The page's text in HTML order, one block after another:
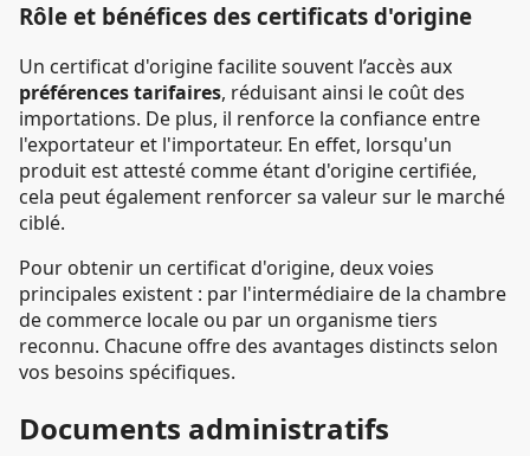
Rôle et bénéfices des certificats d'origine
Un certificat d'origine facilite souvent l’accès aux
préférences tarifaires, réduisant ainsi le coût des
importations. De plus, il renforce la confiance entre
l'exportateur et l'importateur. En effet, lorsqu'un
produit est attesté comme étant d'origine certifiée,
cela peut également renforcer sa valeur sur le marché
ciblé.
Pour obtenir un certificat d'origine, deux voies
principales existent : par l'intermédiaire de la chambre
de commerce locale ou par un organisme tiers
reconnu. Chacune offre des avantages distincts selon
vos besoins spécifiques.
Documents administratifs